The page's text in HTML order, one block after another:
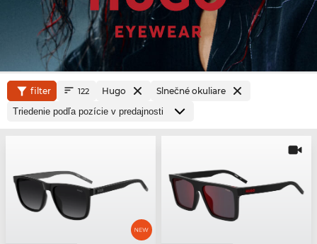
filter 122 Hugo Slnečné okuliare